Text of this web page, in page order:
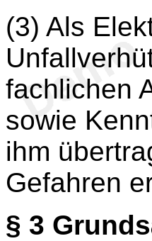
(3) Als
fachlichen
sowie
ihm
Gefahren
§ 3